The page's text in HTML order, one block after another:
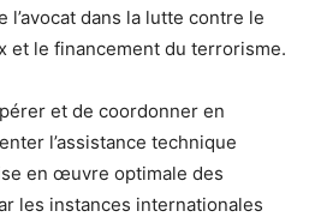
dans la lutte contre le
et le financement du terrorisme.
et de coordonner en
l’assistance technique
en œuvre optimale des
les instances internationales